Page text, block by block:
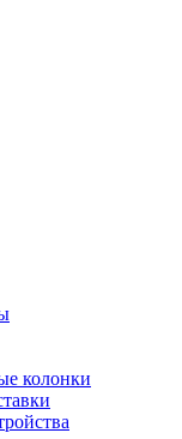
колонки